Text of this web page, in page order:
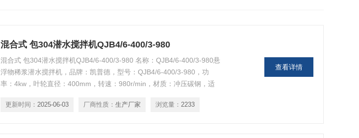
混合式 包304潜水搅拌机QJB4/6-400/3-980
混合式 包304潜水搅拌机QJB4/6-400/3-980 名称：QJB4/6-400/3-980悬
浮物稀浆潜水搅拌机，品牌：凯普德，型号：QJB4/6-400/3-980，功
率：4kw，叶轮直径：400mm，转速：980r/min，材质：冲压碳钢，适
更新时间： 2025-06-03 厂商性质： 生产厂家 浏览量： 2233
查看详情